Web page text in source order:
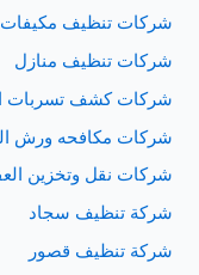
شركات تنظيف مكيفات
شركات تنظيف منازل
شركات كشف تسربات
شركات مكافحه ورش
شركات نقل وتخزين
شركة تنظيف سجاد
شركة تنظيف قصور